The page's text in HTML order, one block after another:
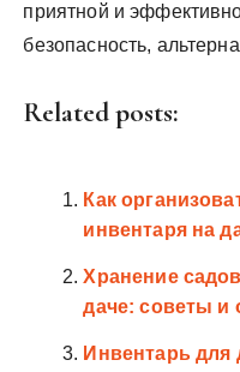
приятной и
безопасность,
Related posts:
Как
инвентаря на
Хранение
даче: советы и
Инвентарь